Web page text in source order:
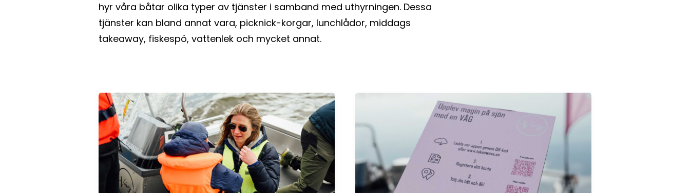
hyr våra båtar olika typer av tjänster i samband med uthyrningen. Dessa
tjänster kan bland annat vara, picknick-korgar, lunchlådor, middags
takeaway, fiskespö, vattenlek och mycket annat.